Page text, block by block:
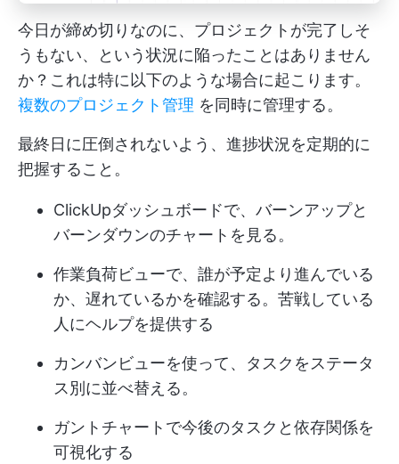
今日が締め切りなのに、プロジェクトが完了しそ
うもない、という状況に陥ったことはありません
か？これは特に以下のような場合に起こります。
複数のプロジェクト管理 を同時に管理する。
最終日に圧倒されないよう、進捗状況を定期的に
把握すること。
ClickUpダッシュボードで、バーンアップと
バーンダウンのチャートを見る。
作業負荷ビューで、誰が予定より進んでいる
か、遅れているかを確認する。苦戦している
人にヘルプを提供する
カンバンビューを使って、タスクをステータ
ス別に並べ替える。
ガントチャートで今後のタスクと依存関係を
可視化する